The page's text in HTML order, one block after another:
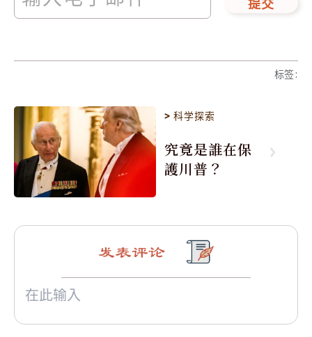
提交
标签:
>科学探索
究竟是誰在保
護川普？
发表评论